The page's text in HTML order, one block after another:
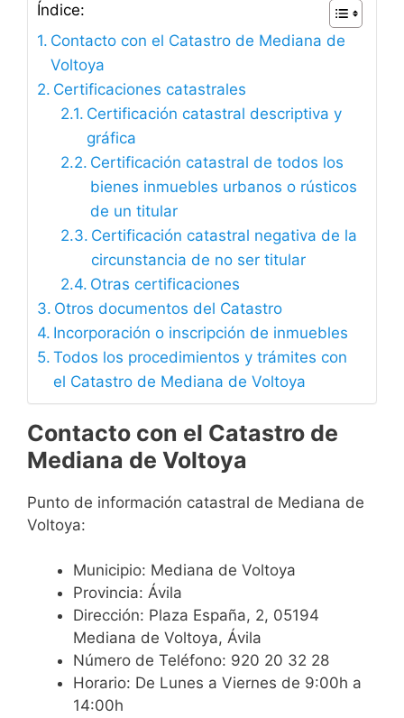
Índice:
Contacto con el Catastro de Mediana de
Voltoya
Certificaciones catastrales
Certificación catastral descriptiva y
gráfica
Certificación catastral de todos los
bienes inmuebles urbanos o rústicos
de un titular
Certificación catastral negativa de la
circunstancia de no ser titular
Otras certificaciones
Otros documentos del Catastro
Incorporación o inscripción de inmuebles
Todos los procedimientos y trámites con
el Catastro de Mediana de Voltoya
Contacto con el Catastro de
Mediana de Voltoya
Punto de información catastral de Mediana de
Voltoya:
Municipio: Mediana de Voltoya
Provincia: Ávila
Dirección: Plaza España, 2, 05194
Mediana de Voltoya, Ávila
Número de Teléfono: 920 20 32 28
Horario: De Lunes a Viernes de 9:00h a
14:00h